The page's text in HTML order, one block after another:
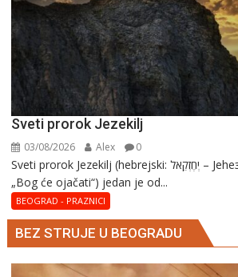
Sveti prorok Jezekilj
03/08/2026 Alex 0
Sveti prorok Jezekilj (hebrejski: יְחֶזְקֵאל – Jehезkel, „Bog jača“ ili
„Bog će ojačati“) jedan je od...
BEOGRAD - PRAZNICI
BEZ STRUJE U BEOGRADU